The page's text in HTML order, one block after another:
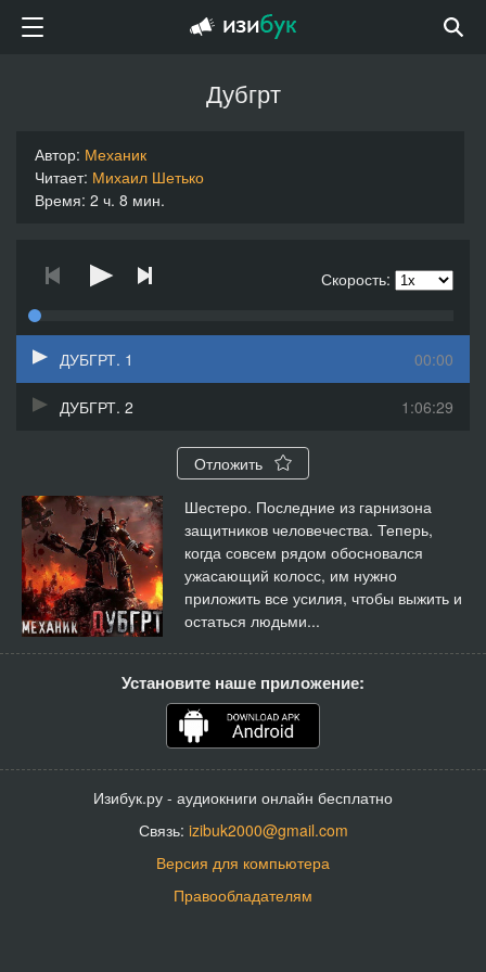
Дубгрт
Автор: Механик
Читает: Михаил Шетько
Время: 2 ч. 8 мин.
Скорость:
00:00
ДУБГРТ. 1
1:06:29
ДУБГРТ. 2
Отложить
Шестеро. Последние из гарнизона
защитников человечества. Теперь,
когда совсем рядом обосновался
ужасающий колосс, им нужно
приложить все усилия, чтобы выжить и
остаться людьми...
Установите наше приложение:
Изибук.ру - аудиокниги онлайн бесплатно
Связь: izibuk2000@gmail.com
Версия для компьютера
Правообладателям